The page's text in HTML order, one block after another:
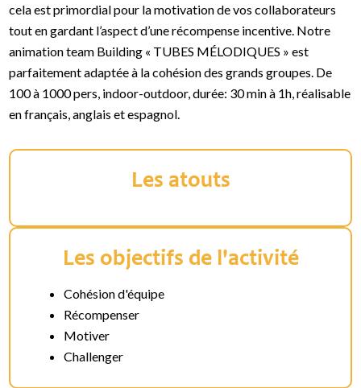
cela est primordial pour la motivation de vos collaborateurs
tout en gardant l’aspect d’une récompense incentive. Notre
animation team Building « TUBES MÉLODIQUES » est
parfaitement adaptée à la cohésion des grands groupes. De
100 à 1000 pers, indoor-outdoor, durée: 30 min à 1h, réalisable
en français, anglais et espagnol.
Les atouts
Les objectifs de l'activité
Cohésion d'équipe
Récompenser
Motiver
Challenger